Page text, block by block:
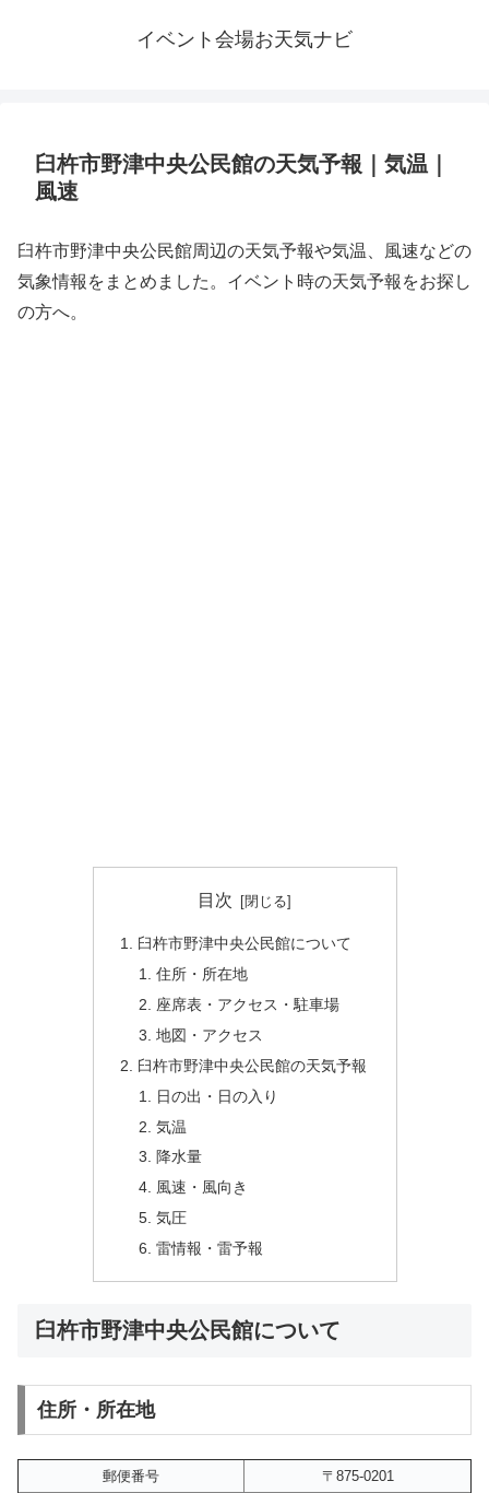
イベント会場お天気ナビ
臼杵市野津中央公民館の天気予報｜気温｜
風速
臼杵市野津中央公民館周辺の天気予報や気温、風速などの
気象情報をまとめました。イベント時の天気予報をお探し
の方へ。
目次
臼杵市野津中央公民館について
住所・所在地
座席表・アクセス・駐車場
地図・アクセス
臼杵市野津中央公民館の天気予報
日の出・日の入り
気温
降水量
風速・風向き
気圧
雷情報・雷予報
臼杵市野津中央公民館について
住所・所在地
郵便番号
〒875-0201